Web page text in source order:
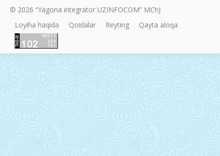
© 2026 “Yagona integrator UZINFOCOM” MChJ
Loyiha haqida
Qoidalar Reyting Qayta aloqa